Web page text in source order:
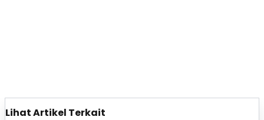
Lihat Artikel Terkait